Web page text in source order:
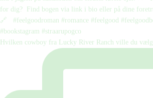
Hvilken cowboy fra Lucky River Ranch ville du vælg